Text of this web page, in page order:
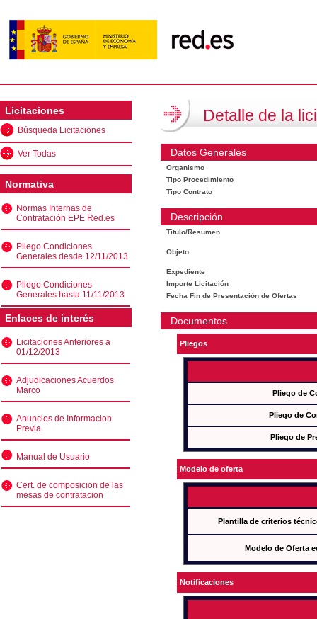
Licitaciones
Búsqueda Licitaciones
Ver Todas
Normativa
Normas Internas de
Contratación EPE Red.es
Pliego Condiciones
Generales desde 12/11/2013
Pliego Condiciones
Generales hasta 11/11/2013
Enlaces de interés
Licitaciones Anteriores a
01/12/2013
Adjudicaciones Acuerdos
Marco
Anuncios de Informacion
Previa
Manual de Usuario
Cert. de composicion de las
mesas de contratacion
Detalle de la
Datos Generales
Organismo
Tipo Procedimiento
Tipo Contrato
Descripción
Título/Resumen
Objeto
Expediente
Importe Licitación
Fecha Fin de Presentación de Ofertas
Documentos
Pliegos
Pliego de
Pliego de
Pliego de
Modelo de oferta
Plantilla de criterios
Modelo de Oferta
Notificaciones